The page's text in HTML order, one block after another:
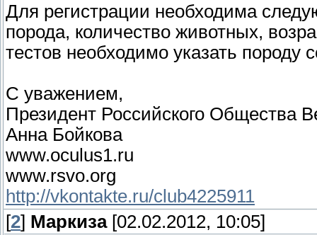
Для регистрации необходима
порода, количество животных,
тестов необходимо указать породу
С уважением,
Президент Российского Общества
Анна Бойкова
www.oculus1.ru
www.rsvo.org
http://vkontakte.ru/club4225911
[2] Маркиза[02.02.2012, 10:05]